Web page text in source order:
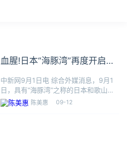
血腥!日本“海豚湾”再度开启捕
中新网9月1日电 综合外媒消息，9月1
日，具有“海豚湾”之称的日本和歌山县
太地町，开始了针对海豚、短鳍领航鲸
等小型鲸类的围捕作业，仅一天即捕获
陈美惠 09-12